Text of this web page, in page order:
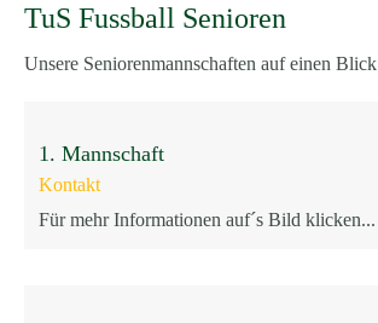
TuS Fussball Senioren
Unsere Seniorenmannschaften auf einen Blick
1. Mannschaft
Kontakt
Für mehr Informationen auf´s Bild klicken...